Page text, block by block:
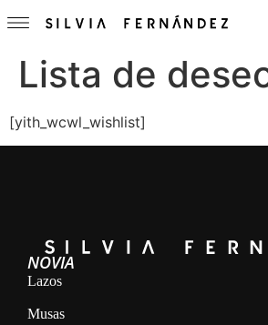
Lista de
[yith_wcwl_wishlist]
NOVIA
Lazos
Musas